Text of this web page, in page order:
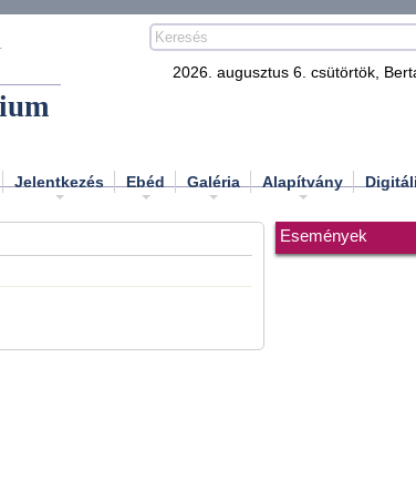
2026. augusztus 6. csütörtök,
Jelentkezés Ebéd Galéria Alapítvány
Események